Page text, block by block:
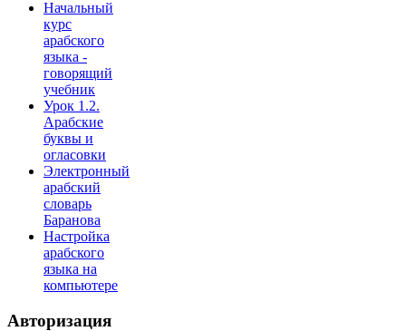
Начальный
курс
арабского
языка -
говорящий
учебник
Урок 1.2.
Арабские
буквы и
огласовки
Электронный
арабский
словарь
Баранова
Настройка
арабского
языка на
компьютере
Авторизация